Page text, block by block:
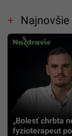
Najnovšie
„Bolesť chrbta
fyzioterapeut